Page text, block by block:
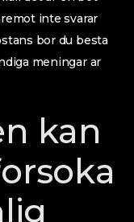
inte svarar
bor du besta
meningar ar
kan